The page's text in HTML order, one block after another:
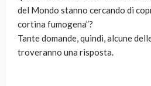
del Mondo stanno cercando di
cortina fumogena”?
Tante domande, quindi, alcune
troveranno una risposta.